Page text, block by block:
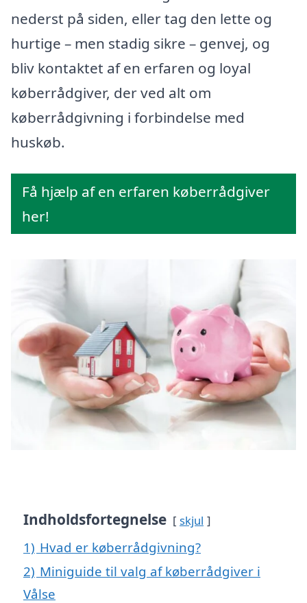
nederst på siden, eller tag den lette og
hurtige – men stadig sikre – genvej, og
bliv kontaktet af en erfaren og loyal
køberrådgiver, der ved alt om
køberrådgivning i forbindelse med
huskøb.
Få hjælp af en erfaren køberrådgiver
her!
Indholdsfortegnelse skjul
1) Hvad er køberrådgivning?
2) Miniguide til valg af køberrådgiver i
Vålse